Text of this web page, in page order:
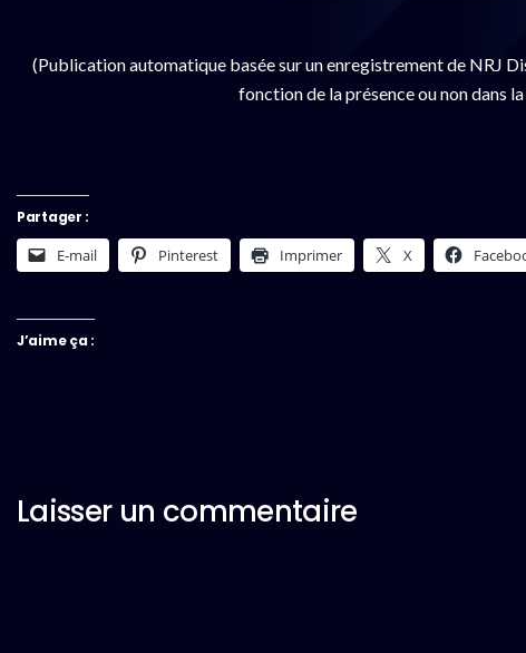
(Publication automatique basée sur un enregistrement de NRJ
fonction de la présence ou non dans
Partager :
E-mail Pinterest Imprimer X
J’aime ça :
Laisser un commentaire